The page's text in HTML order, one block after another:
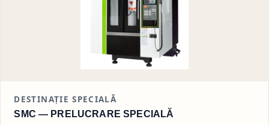
DESTINAȚIE SPECIALĂ
SMC — PRELUCRARE SPECIALĂ